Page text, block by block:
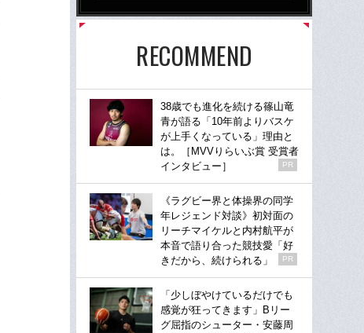
RECOMMEND
38歳でも進化を続ける篠山竜
青が語る「10年前よりバスケ
が上手くなっている」理由と
は。［MVVりらいぶ賞 受賞者
インタビュー］
PR
《ラグビー界と体操界の同学
年レジェンド対談》初対面の
リーチマイケルと内村航平が
本音で語り合った競技愛「好
きだから、続けられる」
PR
「少しぼやけているだけでも
感覚が狂ってきます」Bリー
グ屈指のシューター・安藤周